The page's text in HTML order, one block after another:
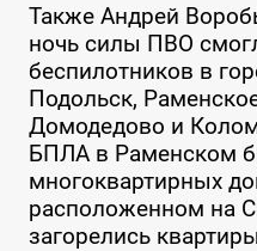
Также Андрей
ночь силы ПВО
беспилотников в
Подольск,
Домодедово и
БПЛА в Раменском
многоквартирных
расположенном на
загорелись